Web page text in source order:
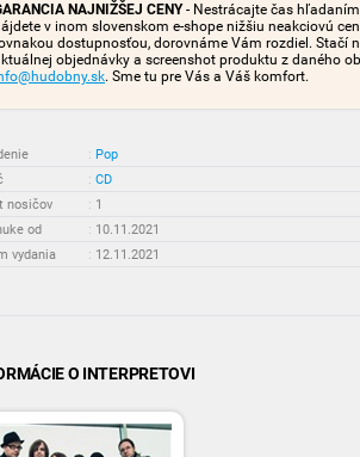
NAJNIŽŠEJ CENY- Nestrácajte čas
v inom slovenskom e-shope nižšiu neakciovú
dostupnosťou, dorovnáme Vám rozdiel. Stačí
objednávky a screenshot produktu z daného
. Sme tu pre Vás a Váš komfort.
: Pop
: CD
nosičov
: 1
od
: 10.11.2021
vydania
: 12.11.2021
O INTERPRETOVI